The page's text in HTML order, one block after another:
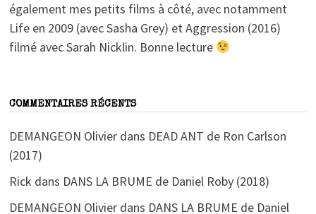
également mes petits films à côté, avec notamment
Life en 2009 (avec Sasha Grey) et Aggression (2016)
filmé avec Sarah Nicklin. Bonne lecture
COMMENTAIRES RÉCENTS
DEMANGEON Olivierdans DEAD ANT de Ron Carlson
(2017)
Rick dans DANS LA BRUME de Daniel Roby (2018)
DEMANGEON Olivierdans DANS LA BRUME de Daniel